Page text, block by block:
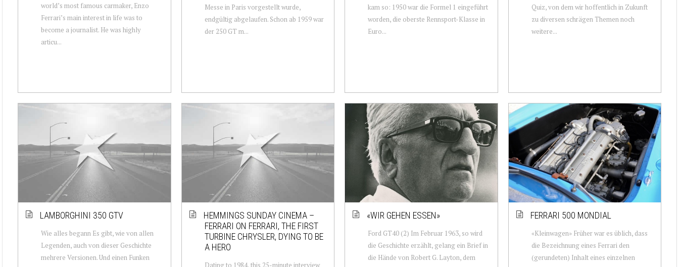
world’s most famous carmaker, Enzo
Ferrari’s main interest in life was to
become a journalist. He was highly
articu...
Messe in Paris vorgestellt wurde,
endgültig abgelaufen. Schon ab 1959 war
der 250 GT m...
kam so: 1950 war die Formel 1 eingeführt
worden, die oberste Rennsport-Klasse in
Euro...
Quiz, von dem wir hoffentlich in Zukunft
zu diversen schrägen Themen noch
weitere...
LAMBORGHINI 350 GTV
Wie alles begann Es gibt, wie von allen
Legenden, auch von dieser Geschichte
mehrere Versionen. Und einen Funken
HEMMINGS SUNDAY CINEMA –
FERRARI ON FERRARI, THE FIRST
TURBINE CHRYSLER, DYING TO BE
A HERO
Dating to 1984, this 25-minute interview
«WIR GEHEN ESSEN»
Ford GT40 (2) Im Februar 1963, so wird
die Geschichte erzählt, gelang ein Brief in
die Hände von Robert G. Layton, dem
FERRARI 500 MONDIAL
«Kleinwagen» Früher war es üblich, dass
die Bezeichnung eines Ferrari den
(gerundeten) Inhalt eines einzelnen